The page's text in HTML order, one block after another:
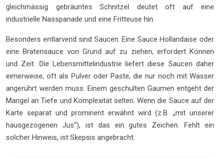
gleichmässig gebräuntes Schnitzel deutet oft auf eine
industrielle Nasspanade und eine Fritteuse hin.
Besonders entlarvend sind Saucen. Eine Sauce Hollandaise oder
eine Bratensauce von Grund auf zu ziehen, erfordert Können
und Zeit. Die Lebensmittelindustrie liefert diese Saucen daher
eimerweise, oft als Pulver oder Paste, die nur noch mit Wasser
angerührt werden muss. Einem geschulten Gaumen entgeht der
Mangel an Tiefe und Komplexität selten. Wenn die Sauce auf der
Karte separat und prominent erwähnt wird (z.B. „mit unserer
hausgezogenen Jus“), ist das ein gutes Zeichen. Fehlt ein
solcher Hinweis, ist Skepsis angebracht.